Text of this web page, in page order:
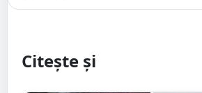
Citește și